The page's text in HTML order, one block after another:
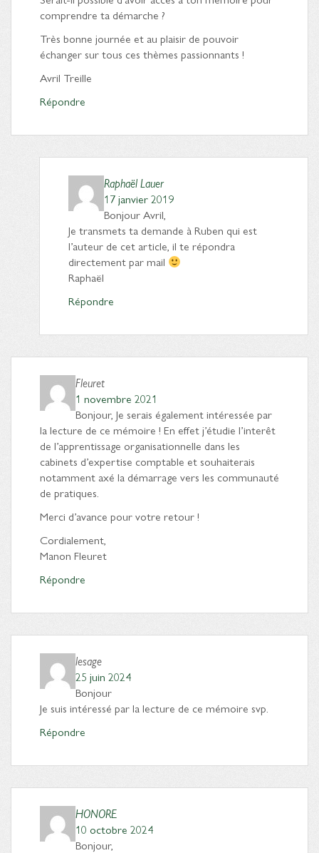
comprendre ta démarche ?
Très bonne journée et au plaisir de pouvoir
échanger sur tous ces thèmes passionnants !
Avril Treille
Répondre
Raphaël Lauer
17 janvier 2019
Bonjour Avril,
Je transmets ta demande à Ruben qui est
l’auteur de cet article, il te répondra
directement par mail
Raphaël
Répondre
Fleuret
1 novembre 2021
Bonjour, Je serais également intéressée par
la lecture de ce mémoire ! En effet j’étudie l’interêt
de l’apprentissage organisationnelle dans les
cabinets d’expertise comptable et souhaiterais
notamment axé la démarrage vers les communauté
de pratiques.
Merci d’avance pour votre retour !
Cordialement,
Manon Fleuret
Répondre
lesage
25 juin 2024
Bonjour
Je suis intéressé par la lecture de ce mémoire svp.
Répondre
HONORE
10 octobre 2024
Bonjour,